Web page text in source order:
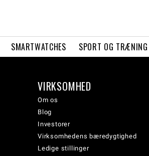
SMARTWATCHES SPORT OG TRÆNING
VIRKSOMHED
Om os
Blog
Investorer
Virksomhedens bæredygtighed
Ledige stillinger